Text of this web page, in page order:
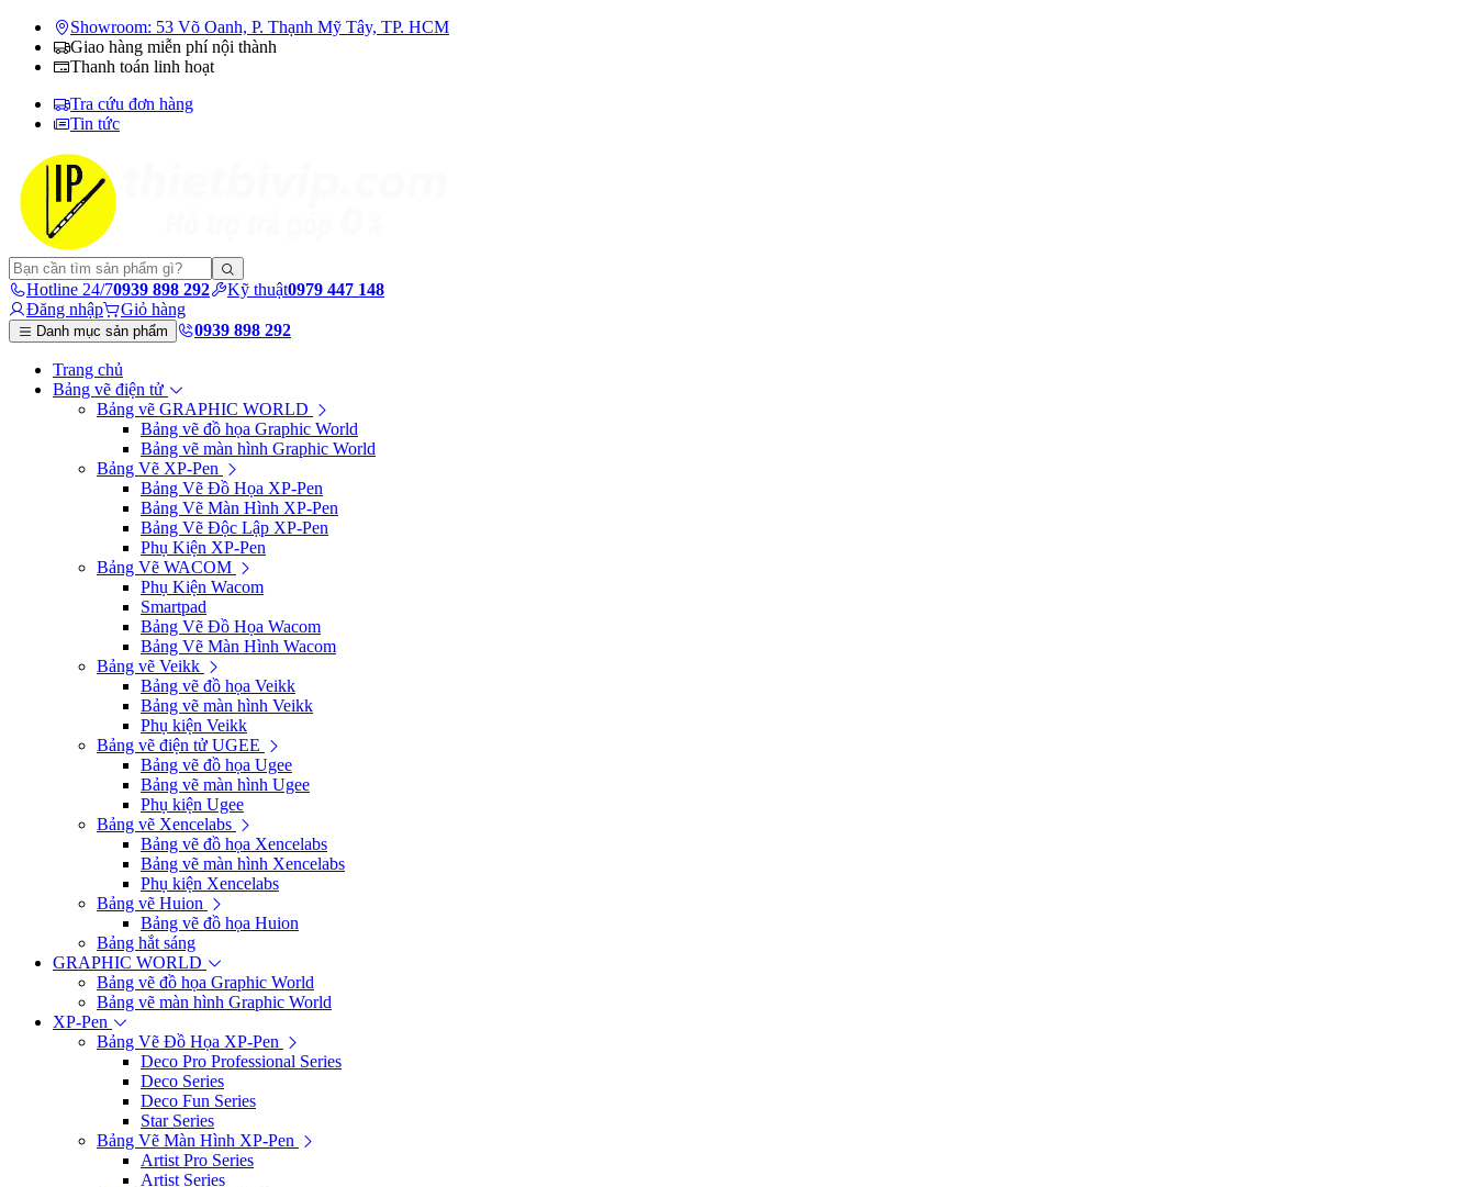
Showroom: 53 Võ Oanh, P. Thạnh Mỹ Tây, TP. HCM
Giao hàng miễn phí nội thành
Thanh toán linh hoạt
Tra cứu đơn hàng
Tin tức
Hotline 24/70939 898 292 Kỹ thuật0979 447 148
Đăng nhập
Giỏ hàng
Danh mục sản phẩm 0939 898 292
Trang chủ
Bảng vẽ điện tử
Bảng vẽ GRAPHIC WORLD
Bảng vẽ đồ họa Graphic World
Bảng vẽ màn hình Graphic World
Bảng Vẽ XP-Pen
Bảng Vẽ Đồ Họa XP-Pen
Bảng Vẽ Màn Hình XP-Pen
Bảng Vẽ Độc Lập XP-Pen
Phụ Kiện XP-Pen
Bảng Vẽ WACOM
Phụ Kiện Wacom
Smartpad
Bảng Vẽ Đồ Họa Wacom
Bảng Vẽ Màn Hình Wacom
Bảng vẽ Veikk
Bảng vẽ đồ họa Veikk
Bảng vẽ màn hình Veikk
Phụ kiện Veikk
Bảng vẽ điện tử UGEE
Bảng vẽ đồ họa Ugee
Bảng vẽ màn hình Ugee
Phụ kiện Ugee
Bảng vẽ Xencelabs
Bảng vẽ đồ họa Xencelabs
Bảng vẽ màn hình Xencelabs
Phụ kiện Xencelabs
Bảng vẽ Huion
Bảng vẽ đồ họa Huion
Bảng hắt sáng
GRAPHIC WORLD
Bảng vẽ đồ họa Graphic World
Bảng vẽ màn hình Graphic World
XP-Pen
Bảng Vẽ Đồ Họa XP-Pen
Deco Pro Professional Series
Deco Series
Deco Fun Series
Star Series
Bảng Vẽ Màn Hình XP-Pen
Artist Pro Series
Artist Series